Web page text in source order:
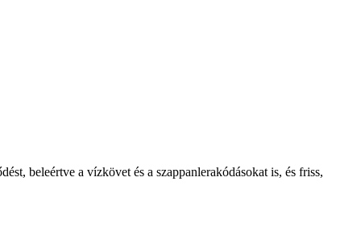
beleértve a vízkövet és a szappanlerakódásokat is, és friss,